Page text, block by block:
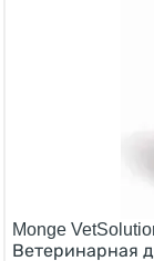
Monge
Ветеринарная